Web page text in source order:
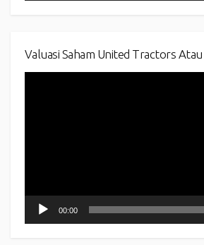
Valuasi Saham United Tractors
00:00